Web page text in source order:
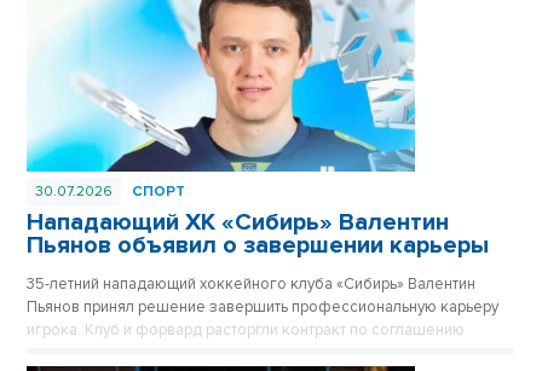
30.07.2026 СПОРТ
Нападающий ХК «Сибирь» Валентин
Пьянов объявил о завершении карьеры
35-летний нападающий хоккейного клуба «Сибирь» Валентин
Пьянов принял решение завершить профессиональную карьеру
игрока. Клуб и форвард расторгли контракт по соглашению